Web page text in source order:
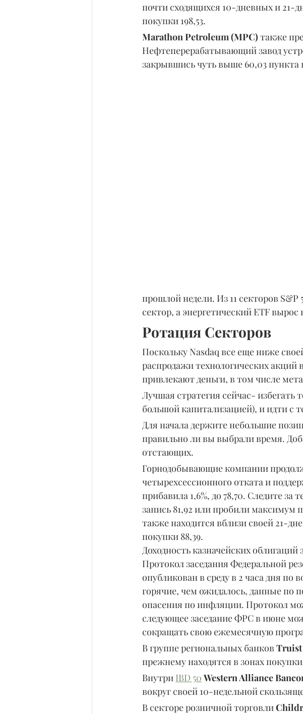
почти сходящихся 10-дневных и 21-
покупки 198,53.
Marathon Petroleum (MPC) также
Нефтеперерабатывающий завод
закрывшись чуть выше 60,03 пункта
прошлой недели. Из 11 секторов
сектор, а энергетический ETF вырос
Ротация Секторов
Поскольку Nasdaq все еще ниже
распродажи технологических
привлекают деньги, в том числе
Лучшая стратегия сейчас- избегать
большой капитализацией), и идти с
Для начала держите небольшие
правильно ли вы выбрали время.
отстающих.
Горнодобывающие компании
четырехсессионного отката и
прибавила 1,6%, до 78,70. Следите
запись 81,92 или пробили максимум
также находится вблизи своей 21-
покупки 88,39.
Доходность казначейских облигаций
Протокол заседания Федеральной
опубликован в среду в 2 часа дня
горячие, чем ожидалось, данные по
опасения по инфляции. Протокол
следующее заседание ФРС в июне
сокращать свою ежемесячную
В группе региональных банков Truist
прежнему находятся в зонах
Внутри IBD 50 Western Alliance
вокруг своей 10-недельной
В секторе розничной торговли